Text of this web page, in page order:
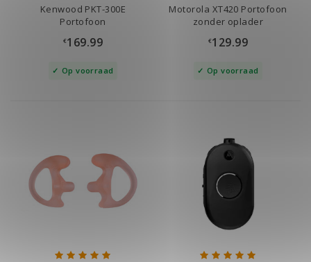
Kenwood PKT-300E
Portofoon
€169.99
Op voorraad
Motorola XT420 Portofoon
zonder oplader
€129.99
Op voorraad